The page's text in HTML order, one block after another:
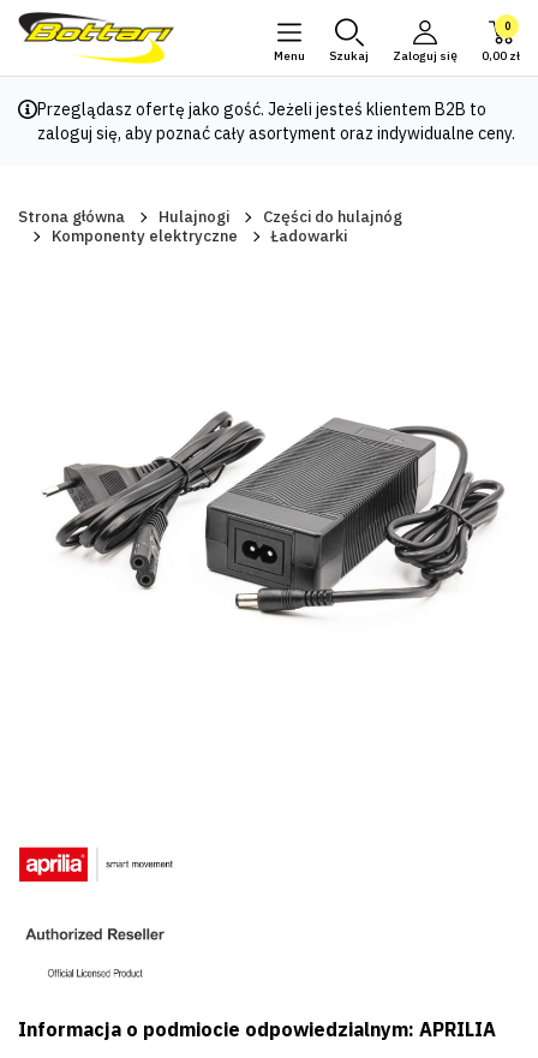
Menu Szukaj Zaloguj się
0
0,00 zł
Przeglądasz ofertę jako gość. Jeżeli jesteś klientem B2B to
zaloguj się, aby poznać cały asortyment oraz indywidualne ceny.
Strona główna Hulajnogi
Części do hulajnóg
Komponenty elektryczne
Ładowarki
Informacja o podmiocie odpowiedzialnym: APRILIA